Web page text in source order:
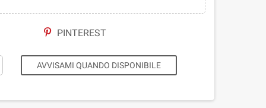
PINTEREST
AVVISAMI QUANDO DISPONIBILE